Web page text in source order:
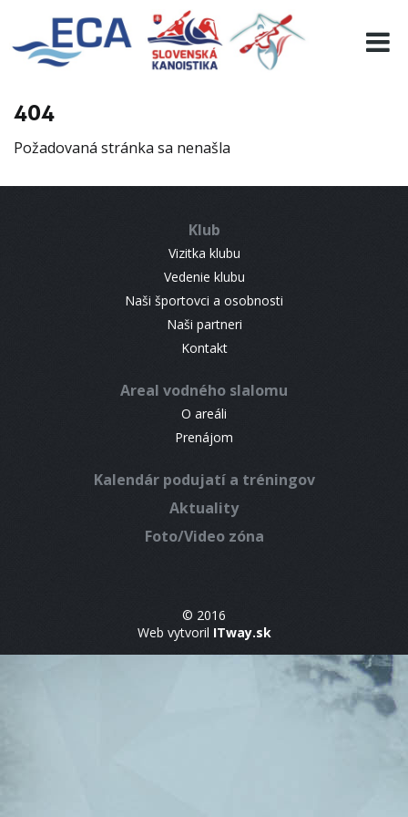
404
Požadovaná stránka sa nenašla
Klub
Vizitka klubu
Vedenie klubu
Naši športovci a osobnosti
Naši partneri
Kontakt
Areal vodného slalomu
O areáli
Prenájom
Kalendár podujatí a tréningov
Aktuality
Foto/Video zóna
© 2016
Web vytvoril ITway.sk
EURO 19
INFO
RESULTS
CONTACT